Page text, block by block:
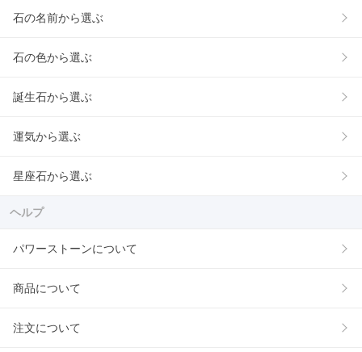
石の名前から選ぶ
石の色から選ぶ
誕生石から選ぶ
運気から選ぶ
星座石から選ぶ
ヘルプ
パワーストーンについて
商品について
注文について